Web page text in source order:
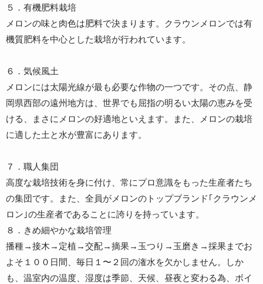
５．有機肥料栽培
メロンの味と肉色は肥料で決まります。クラウンメロンでは有
機質肥料を中心とした栽培が行われています。
６．気候風土
メロンには太陽光線が最も必要な作物の一つです。その点、静
岡県西部の遠州地方は、世界でも屈指の明るい太陽の恵みを受
ける、まさにメロンの好適地といえます。また、メロンの栽培
に適した土と水が豊富にあります。
７．職人集団
高度な栽培技術を身に付け、常にプロ意識をもった生産者たち
の集団です。また、全員がメロンのトップブランド｢クラウンメ
ロン｣の生産者であることに誇りを持っています。
８．きめ細やかな栽培管理
播種→接木→定植→交配→摘果→玉つり→玉磨き→採果までお
よそ１００日間、毎日１〜２回の潅水を欠かしません。しか
も、温室内の温度、湿度は季節、天候、昼夜と変わる為、ボイ